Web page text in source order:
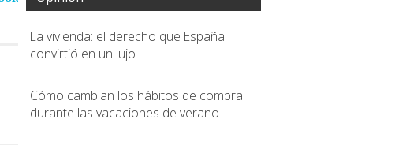
La vivienda: el derecho que España
convirtió en un lujo
Cómo cambian los hábitos de compra
durante las vacaciones de verano